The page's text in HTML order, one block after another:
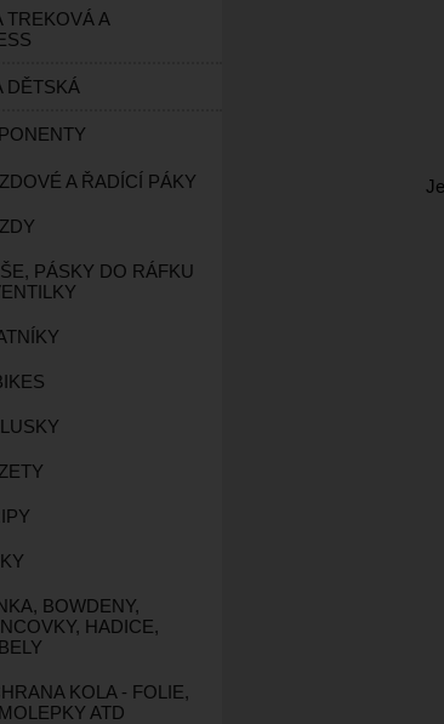
TREKOVÁ A
DĚTSKÁ
A ŘADÍCÍ PÁKY
PÁSKY DO RÁFKU
BOWDENY,
HADICE,
KOLA - FOLIE,
ATD